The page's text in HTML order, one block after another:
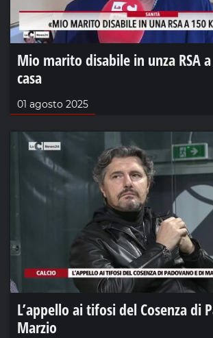
Mio marito disabile in unza RSA
casa
01 agosto 2025
L’appello ai tifosi del Cosenza di
Marzio